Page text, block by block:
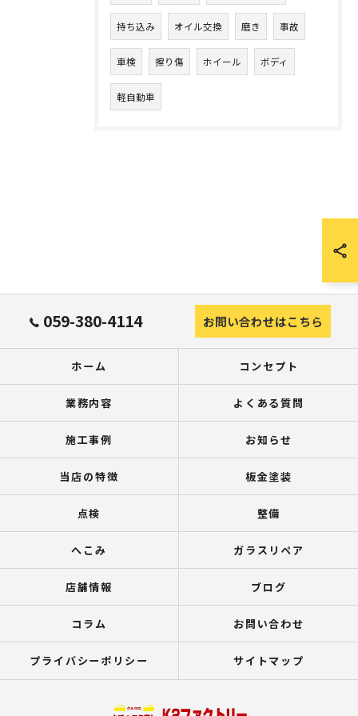
持ち込み オイル交換 磨き 事故
車検 擦り傷 ホイール ボディ
軽自動車
059-380-4114 お問い合わせはこちら
ホーム コンセプト
業務内容 よくある質問
施工事例 お知らせ
当店の特徴 板金塗装
点検 整備
へこみ ガラスリペア
店舗情報 ブログ
コラム お問い合わせ
プライバシーポリシー サイトマップ